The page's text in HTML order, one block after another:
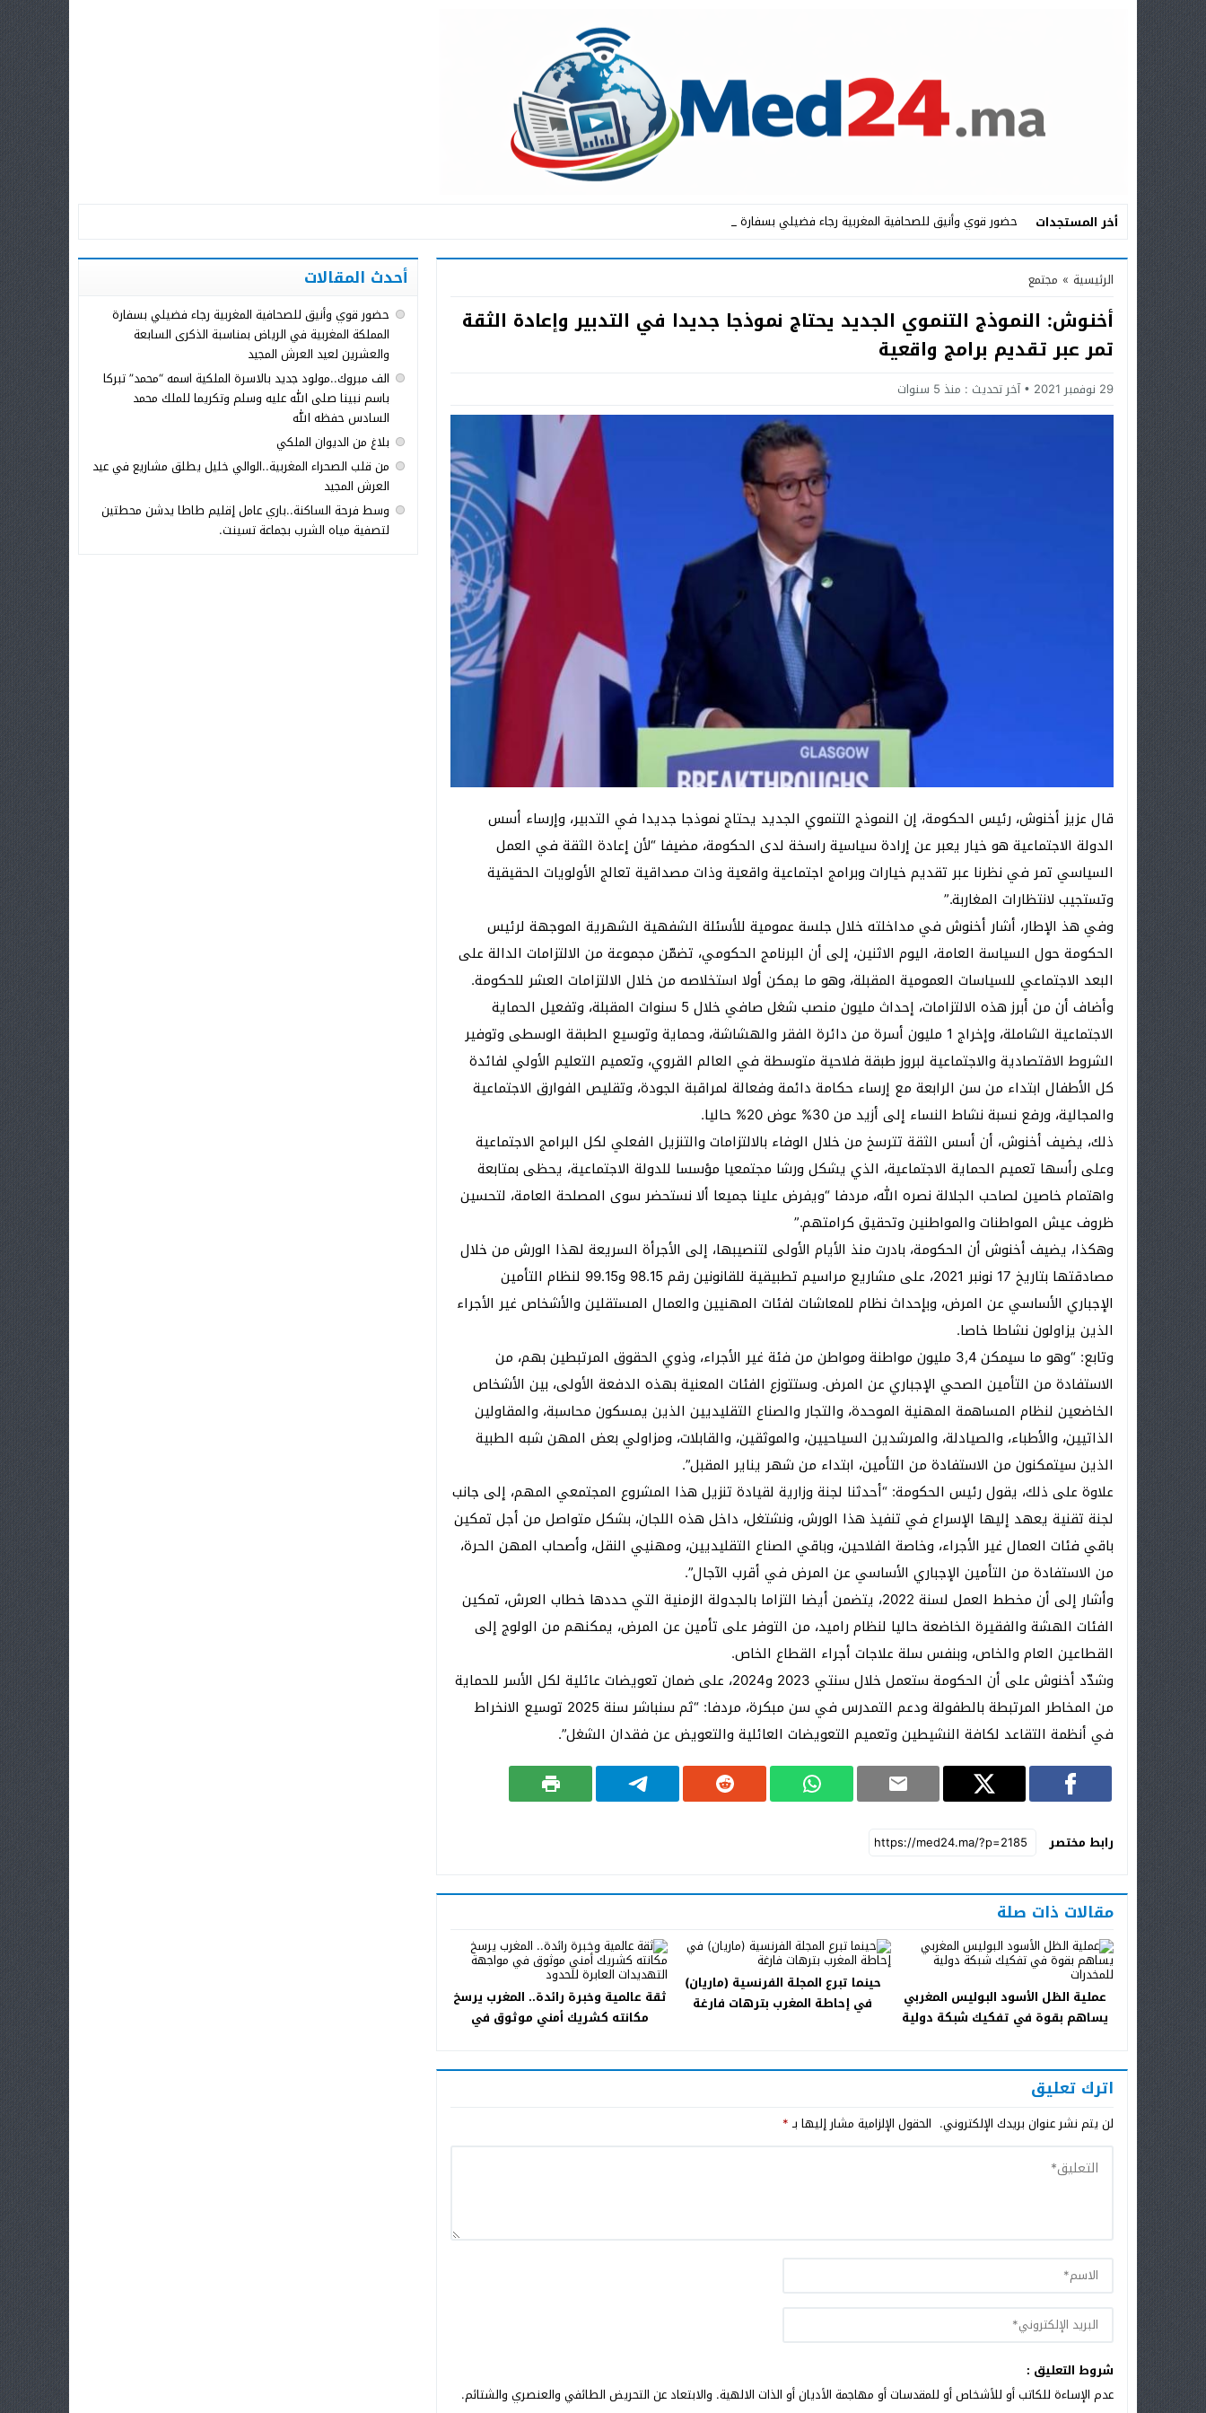
أخر المستجدات
حضور قوي وأنيق للصحافية المغربية رجاء فضيلي بسفارة المملكة ال _
Stop
Next
الرئيسية » مجتمع
أخنوش: النموذج التنموي الجديد يحتاج نموذجا جديدا في التدبير وإعادة الثقة
تمر عبر تقديم برامج واقعية
29 نوفمبر 2021 آخر تحديث : منذ 5 سنوات
قال عزيز أخنوش، رئيس الحكومة، إن النموذج التنموي الجديد يحتاج نموذجا جديدا في التدبير، وإرساء أسس
الدولة الاجتماعية هو خيار يعبر عن إرادة سياسية راسخة لدى الحكومة، مضيفا “لأن إعادة الثقة في العمل
السياسي تمر في نظرنا عبر تقديم خيارات وبرامج اجتماعية واقعية وذات مصداقية تعالج الأولويات الحقيقية
وتستجيب لانتظارات المغاربة.”
وفي هذ الإطار، أشار أخنوش في مداخلته خلال جلسة عمومية للأسئلة الشفهية الشهرية الموجهة لرئيس
الحكومة حول السياسة العامة، اليوم الاثنين، إلى أن البرنامج الحكومي، تضمّن مجموعة من الالتزامات الدالة على
البعد الاجتماعي للسياسات العمومية المقبلة، وهو ما يمكن أولا استخلاصه من خلال الالتزامات العشر للحكومة.
وأضاف أن من أبرز هذه الالتزامات، إحداث مليون منصب شغل صافي خلال 5 سنوات المقبلة، وتفعيل الحماية
الاجتماعية الشاملة، وإخراج 1 مليون أسرة من دائرة الفقر والهشاشة، وحماية وتوسيع الطبقة الوسطى وتوفير
الشروط الاقتصادية والاجتماعية لبروز طبقة فلاحية متوسطة في العالم القروي، وتعميم التعليم الأولي لفائدة
كل الأطفال ابتداء من سن الرابعة مع إرساء حكامة دائمة وفعالة لمراقبة الجودة، وتقليص الفوارق الاجتماعية
والمجالية، ورفع نسبة نشاط النساء إلى أزيد من 30% عوض 20% حاليا.
ذلك، يضيف أخنوش، أن أسس الثقة تترسخ من خلال الوفاء بالالتزامات والتنزيل الفعلي لكل البرامج الاجتماعية
وعلى رأسها تعميم الحماية الاجتماعية، الذي يشكل ورشا مجتمعيا مؤسسا للدولة الاجتماعية، يحظى بمتابعة
واهتمام خاصين لصاحب الجلالة نصره الله، مردفا “ويفرض علينا جميعا ألا نستحضر سوى المصلحة العامة، لتحسين
ظروف عيش المواطنات والمواطنين وتحقيق كرامتهم.”
وهكذا، يضيف أخنوش أن الحكومة، بادرت منذ الأيام الأولى لتنصيبها، إلى الأجرأة السريعة لهذا الورش من خلال
مصادقتها بتاريخ 17 نونبر 2021، على مشاريع مراسيم تطبيقية للقانونين رقم 98.15 و99.15 لنظام التأمين
الإجباري الأساسي عن ‏المرض، وبإحداث نظام للمعاشات لفئات المهنيين والعمال المستقلين والأشخاص غير الأجراء
الذين يزاولون نشاطا خاصا.
وتابع: “وهو ما سيمكن 3,4 مليون مواطنة ومواطن من فئة غير الأجراء، وذوي الحقوق المرتبطين بهم، من
الاستفادة من التأمين الصحي الإجباري عن المرض. وستتوزع الفئات المعنية بهذه الدفعة الأولى، بين الأشخاص
الخاضعين لنظام المساهمة المهنية الموحدة، والتجار والصناع التقليديين الذين يمسكون محاسبة، والمقاولين
الذاتيين، والأطباء، والصيادلة، والمرشدين السياحيين، والموثقين، والقابلات، ومزاولي بعض المهن شبه الطبية
الذين سيتمكنون من الاستفادة من التأمين، ابتداء من شهر يناير المقبل”.
علاوة على ذلك، يقول رئيس الحكومة: “أحدثنا لجنة وزارية لقيادة تنزيل هذا المشروع المجتمعي المهم، إلى جانب
لجنة تقنية يعهد إليها الإسراع في تنفيذ هذا الورش، ونشتغل، داخل هذه اللجان، بشكل متواصل من أجل تمكين
باقي فئات العمال غير الأجراء، وخاصة الفلاحين، وباقي الصناع التقليديين، ومهنيي النقل، وأصحاب المهن الحرة،
من الاستفادة من التأمين الإجباري الأساسي عن المرض في أقرب الآجال”.
وأشار إلى أن مخطط العمل لسنة 2022، يتضمن أيضا التزاما بالجدولة الزمنية التي حددها خطاب العرش، تمكين
الفئات الهشة والفقيرة الخاضعة حاليا لنظام راميد، من التوفر على تأمين عن المرض، يمكنهم من الولوج إلى
القطاعين العام والخاص، وبنفس سلة علاجات أجراء القطاع الخاص.
وشدّد أخنوش على أن الحكومة ستعمل خلال سنتي 2023 و2024، على ضمان تعويضات عائلية لكل الأسر للحماية
من المخاطر المرتبطة بالطفولة ودعم التمدرس في سن مبكرة، مردفا: “ثم سنباشر سنة 2025 توسيع الانخراط
في أنظمة التقاعد لكافة النشيطين وتعميم التعويضات العائلية والتعويض عن فقدان الشغل”.
رابط مختصر
مقالات ذات صلة
عملية الظل الأسود البوليس المغربي
يساهم بقوة في تفكيك شبكة دولية
حينما تبرع المجلة الفرنسية (ماريان)
في إحاطة المغرب بترهات فارغة
ثقة عالمية وخبرة رائدة.. المغرب يرسخ
مكانته كشريك أمني موثوق في
اترك تعليق
لن يتم نشر عنوان بريدك الإلكتروني. الحقول الإلزامية مشار إليها بـ*
شروط التعليق :
عدم الإساءة للكاتب أو للأشخاص أو للمقدسات أو مهاجمة الأديان أو الذات الالهية. والابتعاد عن التحريض الطائفي والعنصري والشتائم.
أحدث المقالات
حضور قوي وأنيق للصحافية المغربية رجاء فضيلي بسفارة
المملكة المغربية في الرياض بمناسبة الذكرى السابعة
والعشرين لعيد العرش المجيد
الف مبروك..مولود جديد بالاسرة الملكية اسمه “محمد” تبركا
باسم نبينا صلى الله عليه وسلم وتكريما للملك محمد
السادس حفظه الله
بلاغ من الديوان الملكي
من قلب الصحراء المغربية..الوالي خليل يطلق مشاريع في عيد
العرش المجيد
وسط فرحة الساكنة..باري عامل إقليم طاطا يدشن محطتين
لتصفية مياه الشرب بجماعة تسينت.